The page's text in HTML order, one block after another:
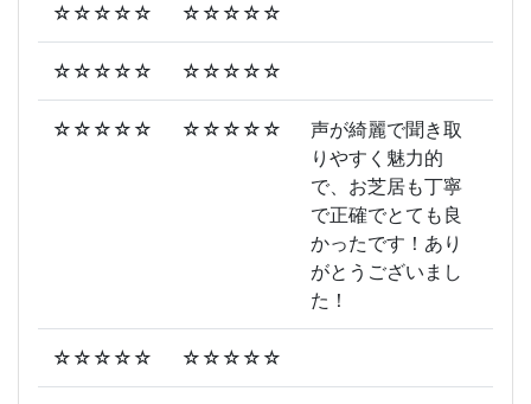
☆☆☆☆☆ ☆☆☆☆☆
☆☆☆☆☆ ☆☆☆☆☆
☆☆☆☆☆ ☆☆☆☆☆
声が綺麗で聞き取
りやすく魅力的
で、お芝居も丁寧
で正確でとても良
かったです！あり
がとうございまし
た！
☆☆☆☆☆ ☆☆☆☆☆